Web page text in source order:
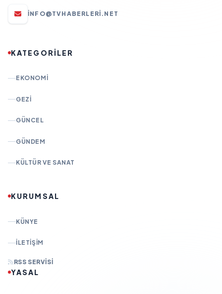
INFO@TVHABERLERI.NET
KATEGORİLER
EKONOMI
GEZI
GÜNCEL
GÜNDEM
KÜLTÜR VE SANAT
KURUMSAL
KÜNYE
İLETIŞIM
RSS SERVISI
YASAL